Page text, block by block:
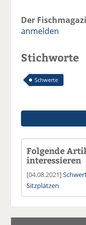
Der
anmelden
Stichworte
Schwerte
Folgende
interessieren
[04.08.2021]
Sitzplätzen